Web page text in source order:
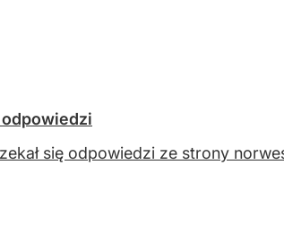
odpowiedzi
się odpowiedzi ze strony